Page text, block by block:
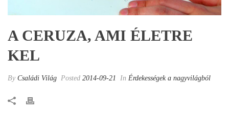
A CERUZA, AMI ÉLETRE
KEL
By Családi Világ Posted 2014-09-21 In Érdekességek a nagyvilágból